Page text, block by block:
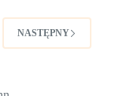
NASTĘPNY